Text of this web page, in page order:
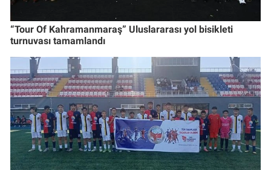
“Tour Of Kahramanmaraş” Uluslararası yol bisikleti
turnuvası tamamlandı